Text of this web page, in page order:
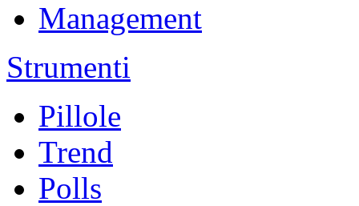
Management
Strumenti
Pillole
Trend
Polls